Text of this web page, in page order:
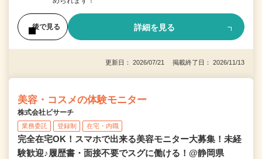
後で見る 詳細を見る
更新日： 2026/07/21 掲載終了日： 2026/11/13
美容・コスメの体験モニター
株式会社ビサーチ
業務委託 登録制 在宅・内職
完全在宅OK！スマホで出来る美容モニター大募集！未経
験歓迎♪履歴書・面接不要でスグに働ける！@静岡県